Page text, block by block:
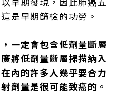
是早期篩檢的功勞。
一定會包含低劑量斷層
將低劑量斷層掃描納入
內的許多人幾乎要合力
劑量是很可能致癌的。